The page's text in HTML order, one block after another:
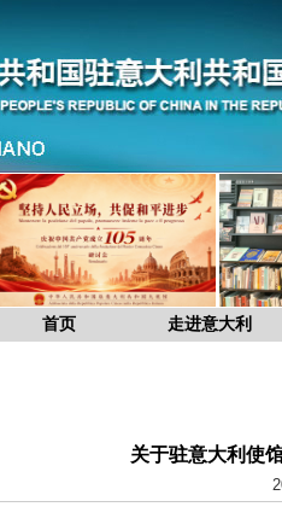
首页 走进意大利
关于驻意大利使